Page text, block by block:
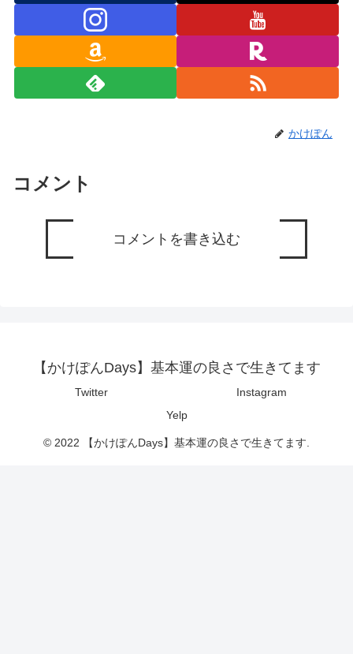
かけぽん
コメント
コメントを書き込む
【かけぽんDays】基本運の良さで生きてます
Twitter
Instagram
Yelp
© 2022 【かけぽんDays】基本運の良さで生きてます.